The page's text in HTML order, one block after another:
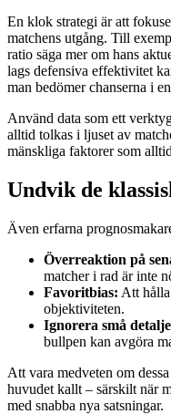
En klok strategi är att
matchens utgång. Till
ratio säga mer om hans
lags defensiva effektivitet
man bedömer chanserna i
Använd data som ett
alltid tolkas i ljuset av
mänskliga faktorer som
Undvik de
Även erfarna
Överreaktion på
matcher i rad är inte
Favoritbias: Att
objektiviteten.
Ignorera små
bullpen kan avgöra
Att vara medveten om
huvudet kallt – särskilt när
med snabba nya satsningar.